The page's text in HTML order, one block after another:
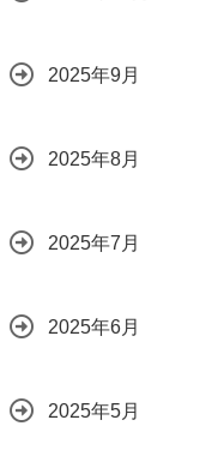
2025年9月
2025年8月
2025年7月
2025年6月
2025年5月